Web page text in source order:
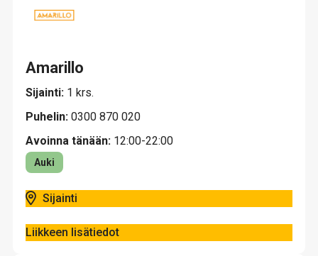
Amarillo
Sijainti: 1 krs.
Puhelin: 0300 870 020
Avoinna tänään: 12:00-22:00
Auki
Sijainti
Liikkeen lisätiedot